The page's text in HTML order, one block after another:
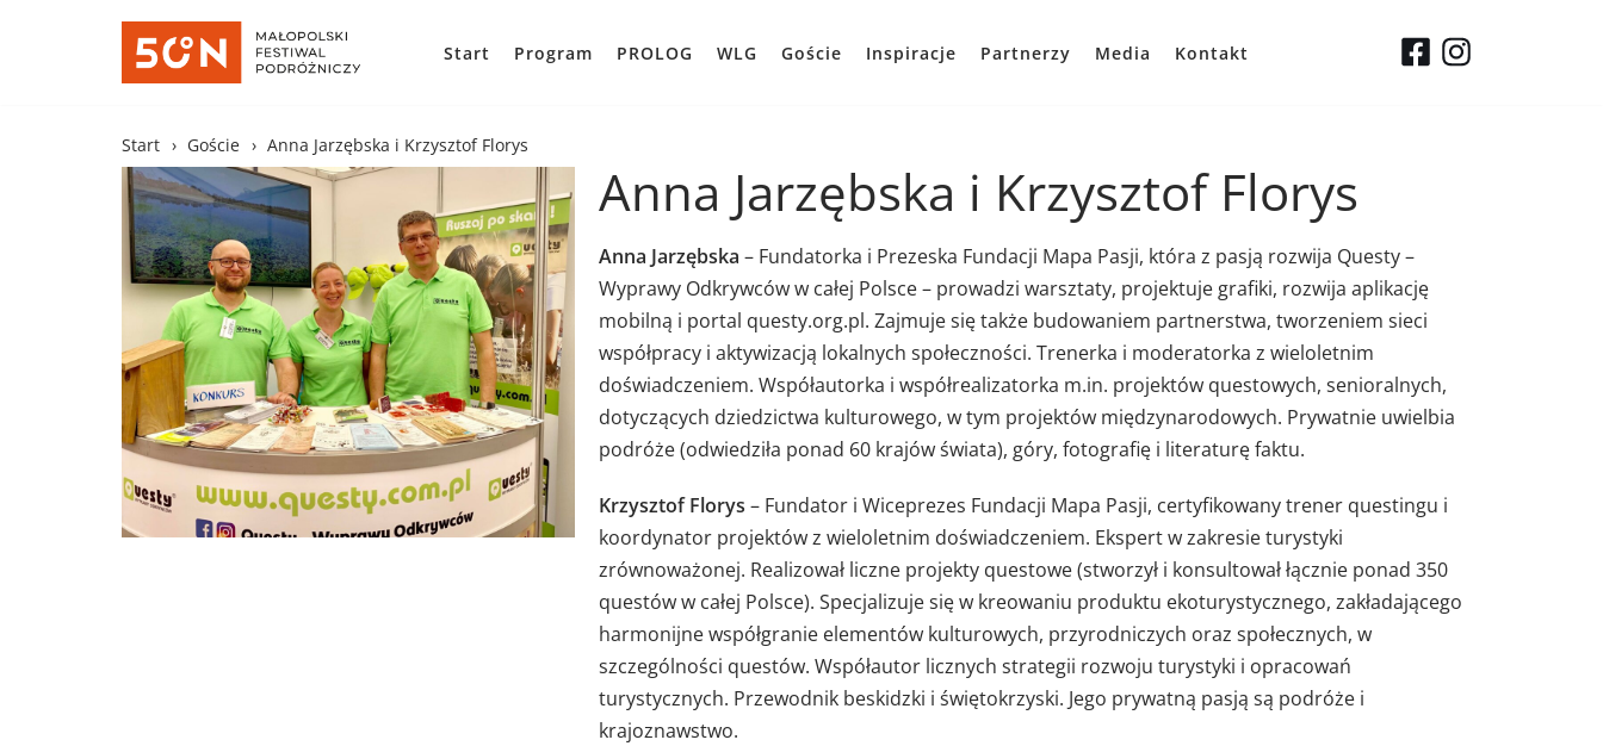
Start Program PROLOG WLG Goście Inspiracje Partnerzy Media Kontakt
Start › Goście › Anna Jarzębska i Krzysztof Florys
Anna Jarzębska i Krzysztof Florys
Anna Jarzębska – Fundatorka i Prezeska Fundacji Mapa Pasji, która z pasją rozwija Questy –
Wyprawy Odkrywców w całej Polsce – prowadzi warsztaty, projektuje grafiki, rozwija aplikację
mobilną i portal questy.org.pl. Zajmuje się także budowaniem partnerstwa, tworzeniem sieci
współpracy i aktywizacją lokalnych społeczności. Trenerka i moderatorka z wieloletnim
doświadczeniem. Współautorka i współrealizatorka m.in. projektów questowych, senioralnych,
dotyczących dziedzictwa kulturowego, w tym projektów międzynarodowych. Prywatnie uwielbia
podróże (odwiedziła ponad 60 krajów świata), góry, fotografię i literaturę faktu.
Krzysztof Florys – Fundator i Wiceprezes Fundacji Mapa Pasji, certyfikowany trener questingu i
koordynator projektów z wieloletnim doświadczeniem. Ekspert w zakresie turystyki
zrównoważonej. Realizował liczne projekty questowe (stworzył i konsultował łącznie ponad 350
questów w całej Polsce). Specjalizuje się w kreowaniu produktu ekoturystycznego, zakładającego
harmonijne współgranie elementów kulturowych, przyrodniczych oraz społecznych, w
szczególności questów. Współautor licznych strategii rozwoju turystyki i opracowań
turystycznych. Przewodnik beskidzki i świętokrzyski. Jego prywatną pasją są podróże i
krajoznawstwo.